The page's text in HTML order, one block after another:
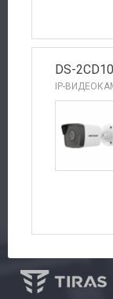
DS-
IP-